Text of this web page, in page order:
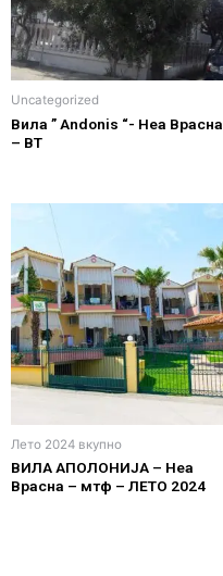
Uncategorized
Вила ” Аndonis “- Неа Врасна
– ВТ
Лето 2024 вкупно
ВИЛА АПОЛОНИЈА – Неа
Врасна – мтф – ЛЕТО 2024